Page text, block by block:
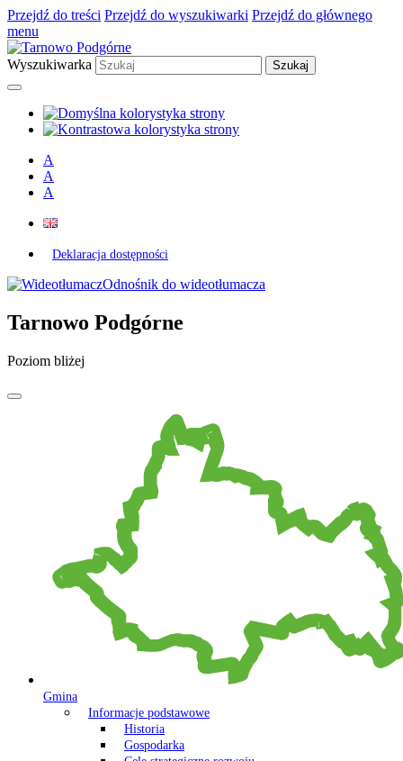
Przejdź do treści Przejdź do wyszukiwarki Przejdź do głównego
menu
Wyszukiwarka
A
A
A
Deklaracja dostępności
Odnośnik do wideotłumacza
Tarnowo Podgórne
Poziom bliżej
Gmina
Informacje podstawowe
Historia
Gospodarka